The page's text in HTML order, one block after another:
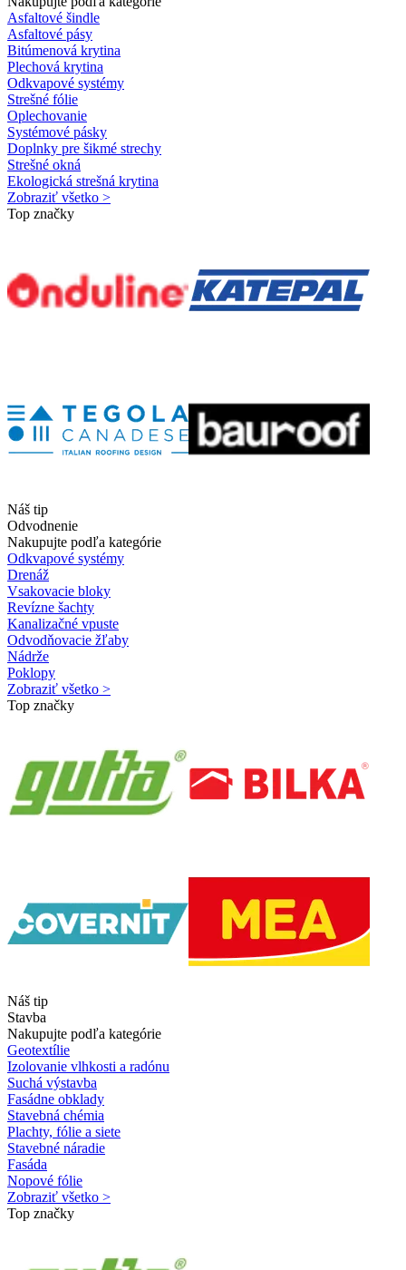
Asfaltové šindle
Asfaltové pásy
Bitúmenová krytina
Plechová krytina
Odkvapové systémy
Strešné fólie
Oplechovanie
Systémové pásky
Doplnky pre šikmé strechy
Strešné okná
Ekologická strešná krytina
Zobraziť všetko >
Top značky
Náš tip
Odvodnenie
Nakupujte podľa kategórie
Odkvapové systémy
Drenáž
Vsakovacie bloky
Revízne šachty
Kanalizačné vpuste
Odvodňovacie žľaby
Nádrže
Poklopy
Zobraziť všetko >
Top značky
Náš tip
Stavba
Nakupujte podľa kategórie
Geotextílie
Izolovanie vlhkosti a radónu
Suchá výstavba
Fasádne obklady
Stavebná chémia
Plachty, fólie a siete
Stavebné náradie
Fasáda
Nopové fólie
Zobraziť všetko >
Top značky